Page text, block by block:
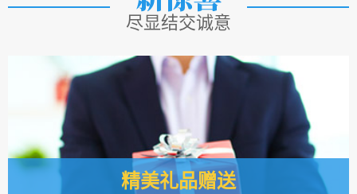
尽显结交诚意
精美礼品赠送